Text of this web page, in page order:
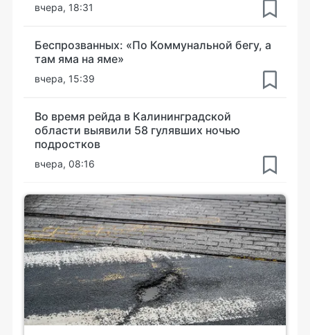
вчера, 18:31
Беспрозванных: «По Коммунальной бегу, а
там яма на яме»
вчера, 15:39
Во время рейда в Калининградской
области выявили 58 гулявших ночью
подростков
вчера, 08:16